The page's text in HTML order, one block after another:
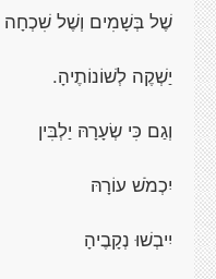
שֶׁל בְּשָׁמִים וְשֶׁל שִׁכְחָה
יַשְׁקֶה לְשׁוֹנוֹתֶיהָ.
וְגַם כִּי שְׂעָרָהּ יַלְבִּין
יִכְמֹשׁ עוֹרָהּ
יִיבְשׁוּ נְקָבֶיהָ